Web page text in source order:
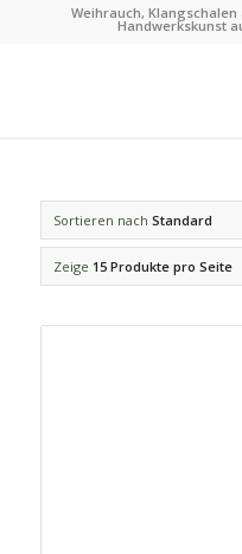
Weihrauch,
Handwerkskunst
Sortieren nach Standard
Zeige 15 Produkte pro Seite